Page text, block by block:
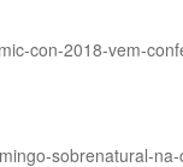
con-2018-vem-
sobrenatural-